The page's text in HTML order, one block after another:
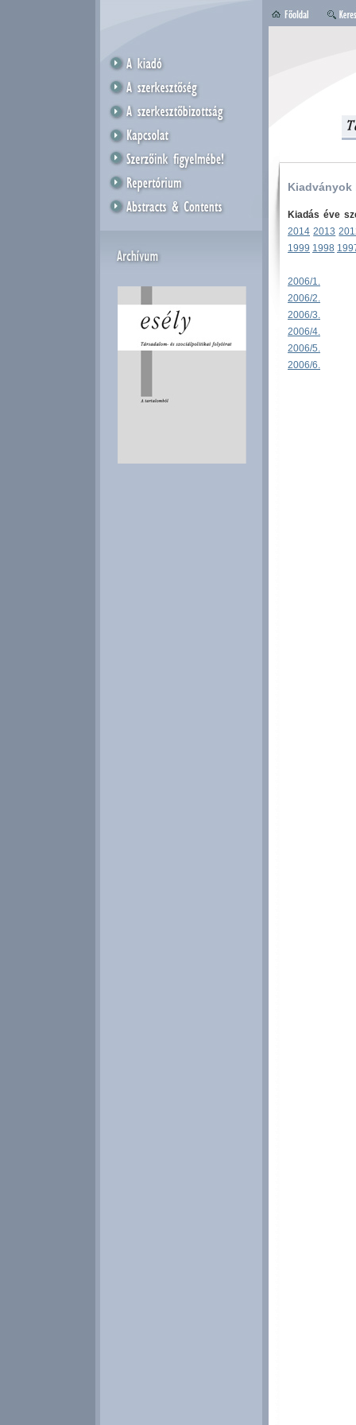
Kiadványok
Kiadás éve
2014 2013
1999 1998
2006/1.
2006/2.
2006/3.
2006/4.
2006/5.
2006/6.